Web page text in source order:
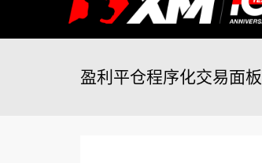
盈利平仓程序化交易面板